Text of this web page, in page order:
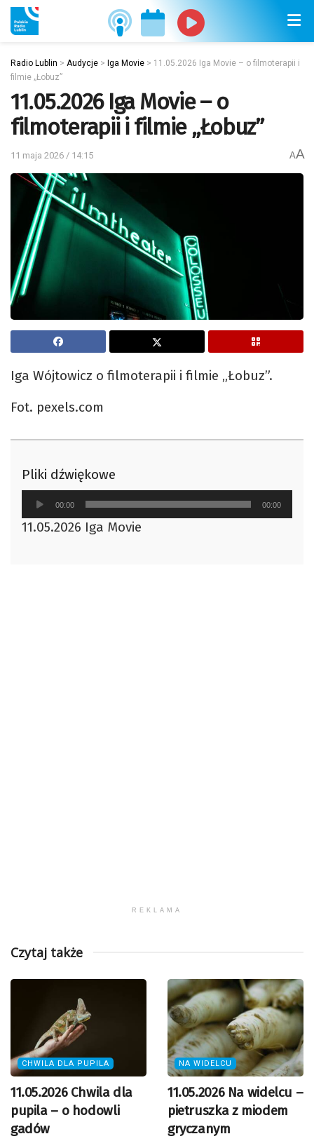
Radio Lublin > Audycje > Iga Movie > 11.05.2026 Iga Movie – o filmoterapii i
filmie „Łobuz”
11.05.2026 Iga Movie – o
filmoterapii i filmie „Łobuz”
11 maja 2026 / 14:15 AA
Iga Wójtowicz o filmoterapii i filmie „Łobuz”.
Fot. pexels.com
Pliki dźwiękowe
Odtwarzacz
plików
dźwiękowych
00:00 00:00
11.05.2026 Iga Movie
REKLAMA
Czytaj także
CHWILA DLA PUPILA
11.05.2026 Chwila dla
pupila – o hodowli
gadów
NA WIDELCU
11.05.2026 Na widelcu –
pietruszka z miodem
gryczanym